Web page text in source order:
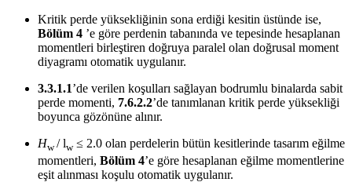
Kritik perde yüksekliğinin sona erdiği kesitin üstünde ise,
Bölüm 4 ’e göre perdenin tabanında ve tepesinde hesaplanan
momentleri birleştiren doğruya paralel olan doğrusal moment
diyagramı otomatik uygulanır.
3.3.1.1’de verilen koşulları sağlayan bodrumlu binalarda sabit
perde momenti, 7.6.2.2’de tanımlanan kritik perde yüksekliği
boyunca gözönüne alınır.
Hw/ lw≤ 2.0 olan perdelerin bütün kesitlerinde tasarım eğilme
momentleri, Bölüm 4’e göre hesaplanan eğilme momentlerine
eşit alınması koşulu otomatik uygulanır.